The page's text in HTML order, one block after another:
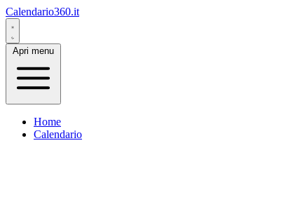
Calendario360.it
Apri menu
Home
Calendario